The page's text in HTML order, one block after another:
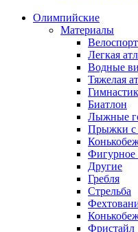
Олимпийские
Материалы
Велоспорт
Легкая
Водные
Тяжелая
Биатлон
Лыжные
Прыжки с
Фигурное
Другие
Гребля
Стрельба
Фристайл